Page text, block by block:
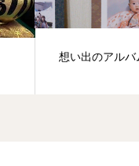
想い出のアルバ